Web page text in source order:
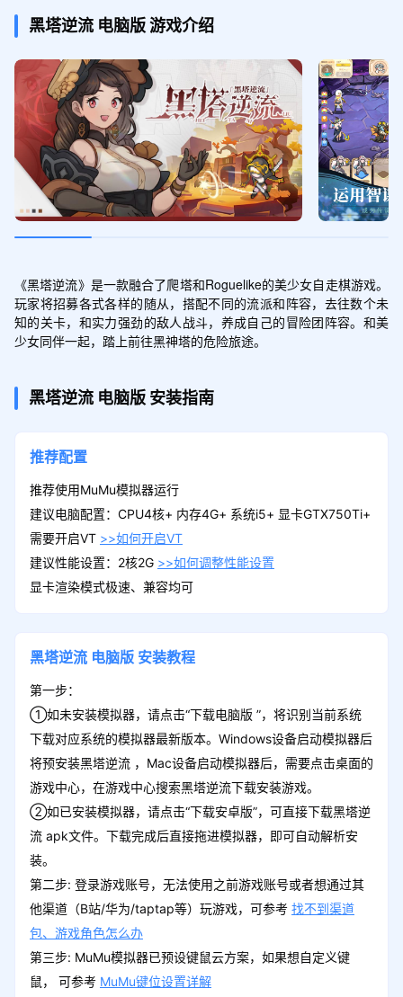
黑塔逆流 电脑版游戏介绍
《黑塔逆流》是一款融合了爬塔和Roguelike的美少女自走棋游戏。
玩家将招募各式各样的随从，搭配不同的流派和阵容，去往数个未
知的关卡，和实力强劲的敌人战斗，养成自己的冒险团阵容。和美
少女同伴一起，踏上前往黑神塔的危险旅途。
黑塔逆流 电脑版 安装指南
推荐配置
推荐使用MuMu模拟器运行
建议电脑配置：CPU4核+ 内存4G+ 系统i5+ 显卡GTX750Ti+
需要开启VT >>如何开启VT
建议性能设置：2核2G >>如何调整性能设置
显卡渲染模式极速、兼容均可
黑塔逆流 电脑版 安装教程
第一步：
①如未安装模拟器，请点击“下载电脑版 ”，将识别当前系统
下载对应系统的模拟器最新版本。Windows设备启动模拟器后
将预安装黑塔逆流 ，Mac设备启动模拟器后，需要点击桌面的
游戏中心，在游戏中心搜索黑塔逆流下载安装游戏。
②如已安装模拟器，请点击“下载安卓版”，可直接下载黑塔逆
流 apk文件。下载完成后直接拖进模拟器，即可自动解析安
装。
第二步: 登录游戏账号，无法使用之前游戏账号或者想通过其
他渠道（B站/华为/taptap等）玩游戏，可参考 找不到渠道
包、游戏角色怎么办
第三步: MuMu模拟器已预设键鼠云方案，如果想自定义键
鼠， 可参考 MuMu键位设置详解